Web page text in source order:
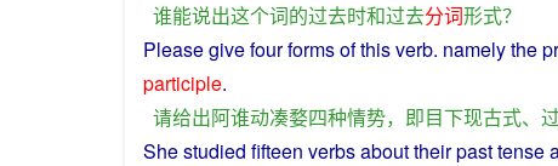
谁能说出这个词的过去时和过去分词形式？
Pleasegivefourforms of thisverb. namelythe
participle.
请给出阿谁动凑婺四种情势， 即目下现古式、
Shestudied fifteen verbsabouttheirpasttense